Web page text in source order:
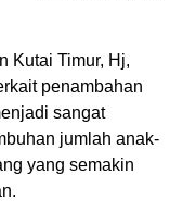
Kutai Timur, Hj,
penambahan
sangat
jumlah anak-
yang semakin